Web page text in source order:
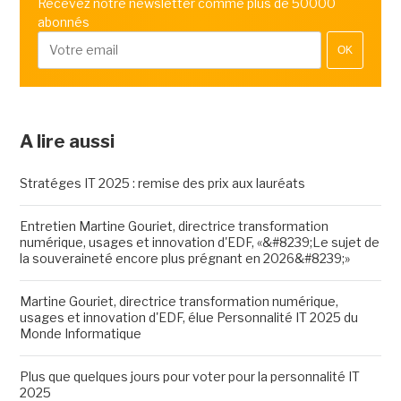
Recevez notre newsletter comme plus de 50000
abonnés
OK
A lire aussi
Stratéges IT 2025 : remise des prix aux lauréats
Entretien Martine Gouriet, directrice transformation
numérique, usages et innovation d'EDF, «&#8239;Le sujet de
la souveraineté encore plus prégnant en 2026&#8239;»
Martine Gouriet, directrice transformation numérique,
usages et innovation d'EDF, élue Personnalité IT 2025 du
Monde Informatique
Plus que quelques jours pour voter pour la personnalité IT
2025